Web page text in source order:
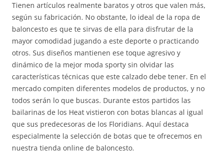
Tienen artículos realmente baratos y otros que valen más,
según su fabricación. No obstante, lo ideal de la ropa de
baloncesto es que te sirvas de ella para disfrutar de la
mayor comodidad jugando a este deporte o practicando
otros. Sus diseños mantienen ese toque agresivo y
dinámico de la mejor moda sporty sin olvidar las
características técnicas que este calzado debe tener. En el
mercado compiten diferentes modelos de productos, y no
todos serán lo que buscas. Durante estos partidos las
bailarinas de los Heat vistieron con botas blancas al igual
que sus predecesoras de los Floridians. Aquí destaca
especialmente la selección de botas que te ofrecemos en
nuestra tienda online de baloncesto.